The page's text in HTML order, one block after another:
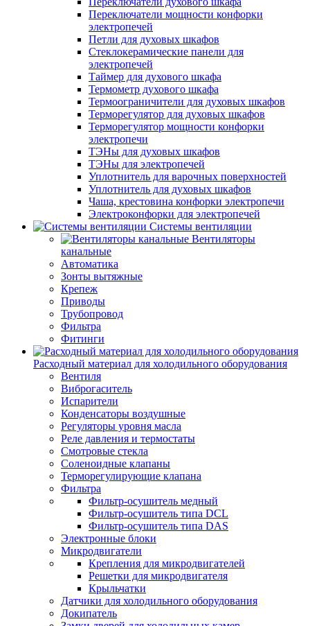
Переключатели мощности конфорки
электропечей
Петли для духовых шкафов
Стеклокерамические панели для
электропечей
Таймер для духового шкафа
Термометр духового шкафа
Термоограничители для духовых шкафов
Терморегулятор для духовых шкафов
Терморегулятор мощности конфорки
электропечи
ТЭНы для духовых шкафов
ТЭНы для электропечей
Уплотнитель для варочных поверхностей
Уплотнитель для духовых шкафов
Чаша, крестовина конфорки электропечи
Электроконфорки для электропечей
Системы вентиляции
Вентиляторы
канальные
Автоматика
Зонты вытяжные
Крепеж
Приводы
Трубопровод
Фильтра
Фитинги
Расходный материал для холодильного оборудования
Вентиля
Виброгаситель
Испарители
Конденсаторы воздушные
Регуляторы уровня масла
Реле давления и термостаты
Смотровые стекла
Соленоидные клапаны
Терморегулирующие клапана
Фильтра
Фильтр-осушитель медный
Фильтр-осушитель типа DCL
Фильтр-осушитель типа DAS
Электронные блоки
Микродвигатели
Крепления для микродвигателей
Решетки для микродвигателя
Крыльчатки
Датчики для холодильного оборудования
Докипатель